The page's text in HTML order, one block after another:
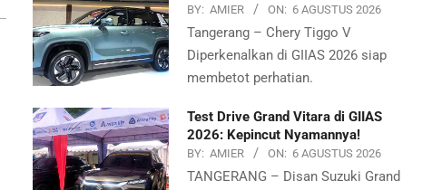
BY: AMIER ON: 6 AGUSTUS 2026
Tangerang – Chery Tiggo V
Diperkenalkan di GIIAS 2026 siap
membetot perhatian.
Test Drive Grand Vitara di GIIAS
2026: Kepincut Nyamannya!
BY: AMIER ON: 6 AGUSTUS 2026
TANGERANG – Disan Suzuki Grand